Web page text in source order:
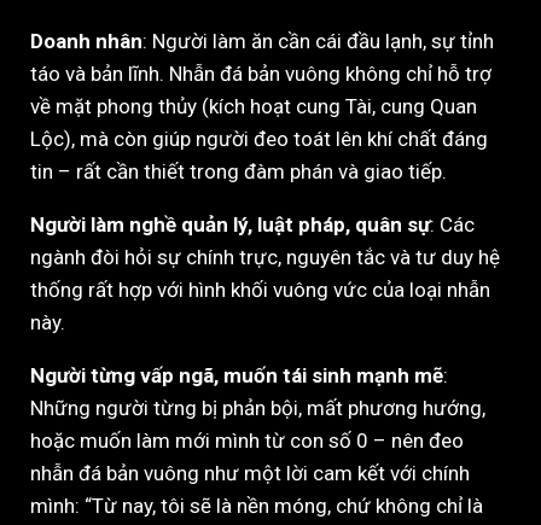
Doanh nhân: Người làm ăn cần cái đầu lạnh, sự tỉnh
táo và bản lĩnh. Nhẫn đá bản vuông không chỉ hỗ trợ
về mặt phong thủy (kích hoạt cung Tài, cung Quan
Lộc), mà còn giúp người đeo toát lên khí chất đáng
tin – rất cần thiết trong đàm phán và giao tiếp.
Người làm nghề quản lý, luật pháp, quân sự: Các
ngành đòi hỏi sự chính trực, nguyên tắc và tư duy hệ
thống rất hợp với hình khối vuông vức của loại nhẫn
này.
Người từng vấp ngã, muốn tái sinh mạnh mẽ:
Những người từng bị phản bội, mất phương hướng,
hoặc muốn làm mới mình từ con số 0 – nên đeo
nhẫn đá bản vuông như một lời cam kết với chính
mình: “Từ nay, tôi sẽ là nền móng, chứ không chỉ là